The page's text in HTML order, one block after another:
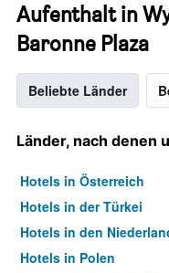
Aufenthalt in
Baronne Plaza
Beliebte Länder
Länder, nach denen
Hotels in Österreich
Hotels in der Türkei
Hotels in den
Hotels in Polen